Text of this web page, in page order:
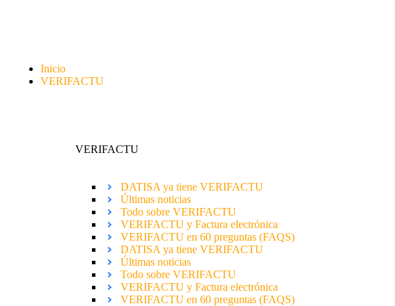
Inicio
VERIFACTU
VERIFACTU
DATISA ya tiene VERIFACTU
Últimas noticias
Todo sobre VERIFACTU
VERIFACTU y Factura electrónica
VERIFACTU en 60 preguntas (FAQS)
DATISA ya tiene VERIFACTU
Últimas noticias
Todo sobre VERIFACTU
VERIFACTU y Factura electrónica
VERIFACTU en 60 preguntas (FAQS)